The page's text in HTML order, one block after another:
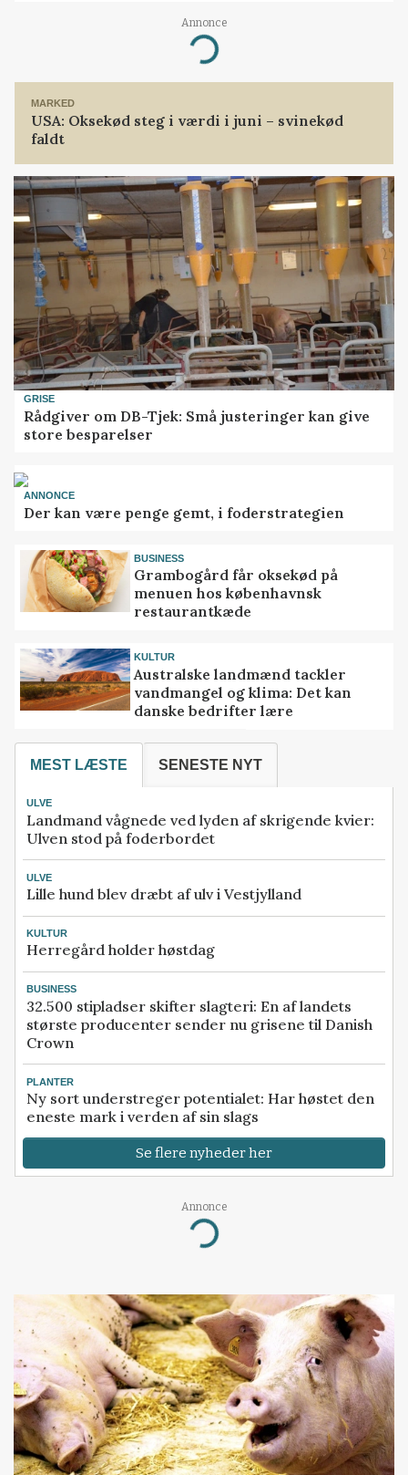
Annonce
Loading...
MARKED
USA: Oksekød steg i værdi i juni – svinekød
faldt
GRISE
Rådgiver om DB-Tjek: Små justeringer kan give
store besparelser
ANNONCE
Der kan være penge gemt, i foderstrategien
BUSINESS
Grambogård får oksekød på
menuen hos københavnsk
restaurantkæde
KULTUR
Australske landmænd tackler
vandmangel og klima: Det kan
danske bedrifter lære
MEST LÆSTE SENESTE NYT
ULVE
Landmand vågnede ved lyden af skrigende kvier:
Ulven stod på foderbordet
ULVE
Lille hund blev dræbt af ulv i Vestjylland
KULTUR
Herregård holder høstdag
BUSINESS
32.500 stipladser skifter slagteri: En af landets
største producenter sender nu grisene til Danish
Crown
PLANTER
Ny sort understreger potentialet: Har høstet den
eneste mark i verden af sin slags
Se flere nyheder her
Annonce
Loading...